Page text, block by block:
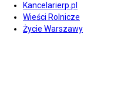
Kancelarierp.pl
Wieści Rolnicze
Życie Warszawy